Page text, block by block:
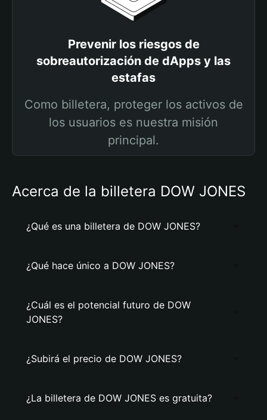
Prevenir los riesgos de
sobreautorización de dApps y las
estafas
Como billetera, proteger los activos de
los usuarios es nuestra misión
principal.
Acerca de la billetera DOW JONES
¿Qué es una billetera de DOW JONES?
¿Qué hace único a DOW JONES?
¿Cuál es el potencial futuro de DOW
JONES?
¿Subirá el precio de DOW JONES?
¿La billetera de DOW JONES es gratuita?